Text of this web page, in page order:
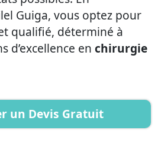
Guiga, vous optez pour
qualifié, déterminé à
d’excellence en chirurgie
un Devis Gratuit